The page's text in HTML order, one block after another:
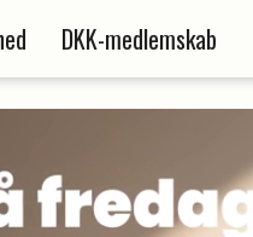
DKK-medlemskab